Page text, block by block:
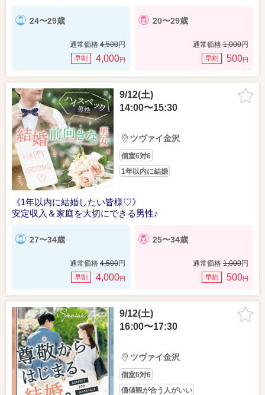
24〜29歳
通常価格 4,500円
早割 4,000円
20〜29歳
通常価格 1,000円
早割 500円
9/12(土)
14:00〜15:30
ツヴァイ金沢
個室6対6
1年以内に結婚
《1年以内に結婚したい皆様♡》
安定収入＆家庭を大切にできる男性♪
27〜34歳
通常価格 4,500円
早割 4,000円
25〜34歳
通常価格 1,000円
早割 500円
9/12(土)
16:00〜17:30
ツヴァイ金沢
個室6対6
価値観が合う人がいい